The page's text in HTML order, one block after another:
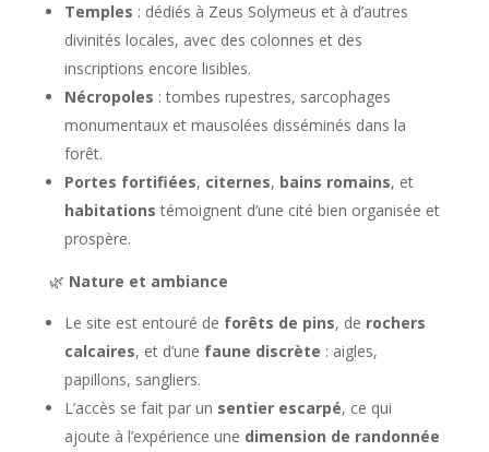
Temples : dédiés à Zeus Solymeus et à d’autres
divinités locales, avec des colonnes et des
inscriptions encore lisibles.
Nécropoles : tombes rupestres, sarcophages
monumentaux et mausolées disséminés dans la
forêt.
Portes fortifiées, citernes, bains romains, et
habitations témoignent d’une cité bien organisée et
prospère.
🌿 Nature et ambiance
Le site est entouré de forêts de pins, de rochers
calcaires, et d’une faune discrète : aigles,
papillons, sangliers.
L’accès se fait par un sentier escarpé, ce qui
ajoute à l’expérience une dimension de randonnée